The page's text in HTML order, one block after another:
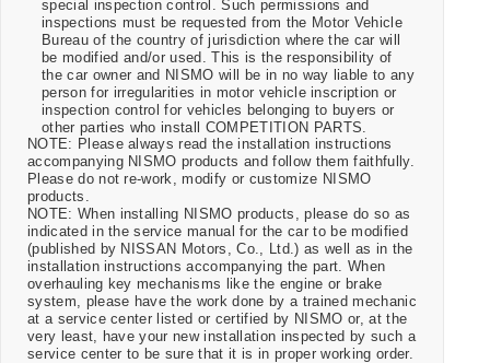
special inspection control. Such permissions and
inspections must be requested from the Motor Vehicle
Bureau of the country of jurisdiction where the car will
be modified and/or used. This is the responsibility of
the car owner and NISMO will be in no way liable to any
person for irregularities in motor vehicle inscription or
inspection control for vehicles belonging to buyers or
other parties who install COMPETITION PARTS.
NOTE: Please always read the installation instructions
accompanying NISMO products and follow them faithfully.
Please do not re-work, modify or customize NISMO
products.
NOTE: When installing NISMO products, please do so as
indicated in the service manual for the car to be modified
(published by NISSAN Motors, Co., Ltd.) as well as in the
installation instructions accompanying the part. When
overhauling key mechanisms like the engine or brake
system, please have the work done by a trained mechanic
at a service center listed or certified by NISMO or, at the
very least, have your new installation inspected by such a
service center to be sure that it is in proper working order.